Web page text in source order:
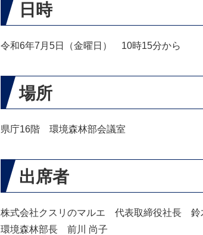
日時
令和6年7月5日（金曜日） 10時15分から
場所
県庁16階 環境森林部会議室
出席者
株式会社クスリのマルエ 代表取締役社長 鈴
環境森林部長 前川 尚子